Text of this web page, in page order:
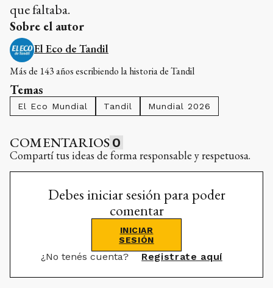
que faltaba.
Sobre el autor
El Eco de Tandil
Más de 143 años escribiendo la historia de Tandil
Temas
El Eco Mundial Tandil Mundial 2026
COMENTARIOS 0
Compartí tus ideas de forma responsable y respetuosa.
Debes iniciar sesión para poder
comentar
INICIAR
SESIÓN
¿No tenés cuenta? Registrate aquí